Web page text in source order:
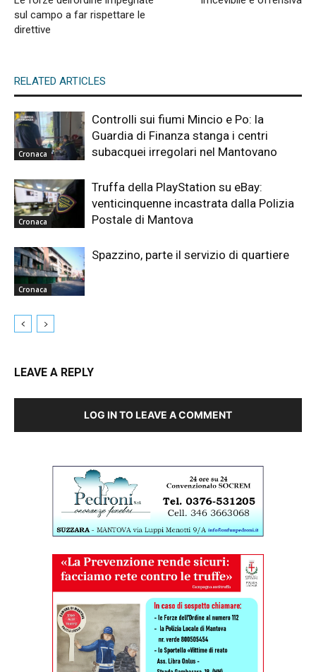
sul campo a far rispettare le
direttive
RELATED ARTICLES
Cronaca
Controlli sui fiumi Mincio e Po: la
Guardia di Finanza stanga i centri
subacquei irregolari nel Mantovano
Cronaca
Truffa della PlayStation su eBay:
venticinquenne incastrata dalla Polizia
Postale di Mantova
Cronaca
Spazzino, parte il servizio di quartiere
LEAVE A REPLY
LOG IN TO LEAVE A COMMENT